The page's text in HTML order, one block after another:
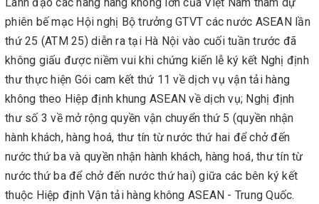
phiên bế mạc Hội nghị Bộ trưởng GTVT các nước ASEAN lần
thứ 25 (ATM 25) diễn ra tại Hà Nội vào cuối tuần trước đã
không giấu được niềm vui khi chứng kiến lễ ký kết Nghị định
thư thực hiện Gói cam kết thứ 11 về dịch vụ vận tải hàng
không theo Hiệp định khung ASEAN về dịch vụ; Nghị định
thư số 3 về mở rộng quyền vận chuyển thứ 5 (quyền nhận
hành khách, hàng hoá, thư tín từ nước thứ hai để chở đến
nước thứ ba và quyền nhận hành khách, hàng hoá, thư tín từ
nước thứ ba để chở đến nước thứ hai) giữa các bên ký kết
thuộc Hiệp định Vận tải hàng không ASEAN - Trung Quốc.